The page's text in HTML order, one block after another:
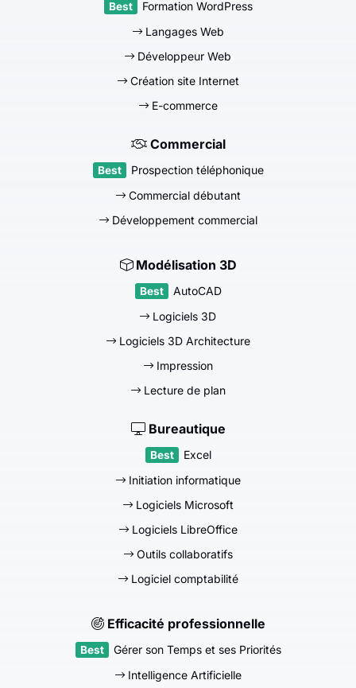
Formation WordPress
Langages Web
Développeur Web
Création site Internet
E-commerce
Commercial
Prospection téléphonique
Commercial débutant
Développement commercial
Modélisation 3D
AutoCAD
Logiciels 3D
Logiciels 3D Architecture
Impression
Lecture de plan
Bureautique
Excel
Initiation informatique
Logiciels Microsoft
Logiciels LibreOffice
Outils collaboratifs
Logiciel comptabilité
Efficacité professionnelle
Gérer son Temps et ses Priorités
Intelligence Artificielle